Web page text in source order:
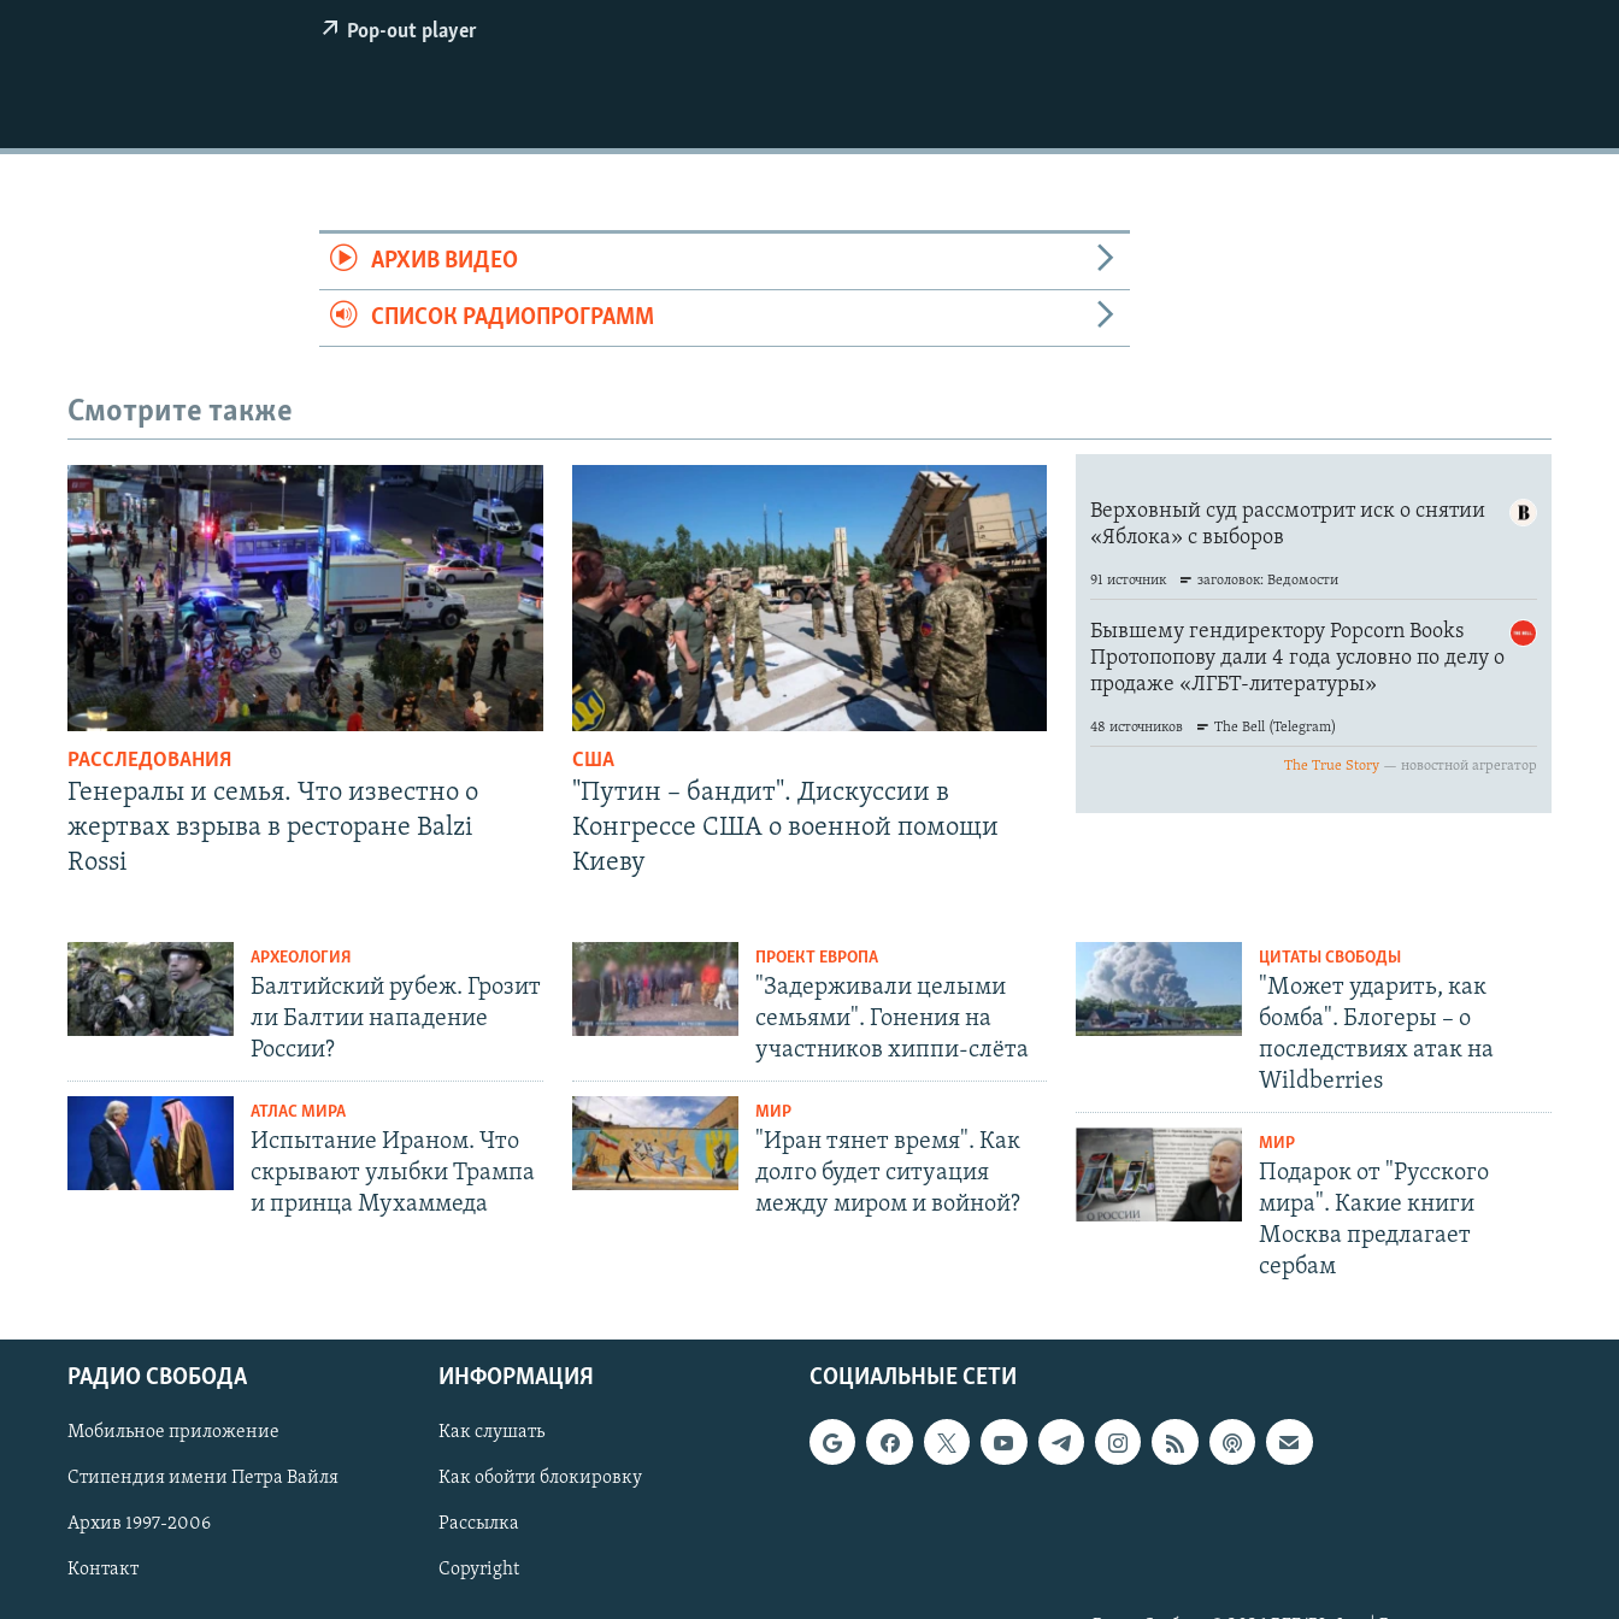
СОЦИАЛЬНЫЕ СЕТИ
Pop-out player
АРХИВ ВИДЕО
СПИСОК РАДИОПРОГРАММ
Смотрите также
РАССЛЕДОВАНИЯ
Генералы и семья. Что известно о
жертвах взрыва в ресторане Balzi
Rossi
США
"Путин – бандит". Дискуссии в
Конгрессе США о военной помощи
Киеву
АРХЕОЛОГИЯ
Балтийский рубеж. Грозит
ли Балтии нападение
России?
АТЛАС МИРА
Испытание Ираном. Что
скрывают улыбки Трампа
и принца Мухаммеда
ПРОЕКТ ЕВРОПА
"Задерживали целыми
семьями". Гонения на
участников хиппи-слёта
МИР
"Иран тянет время". Как
долго будет ситуация
между миром и войной?
ЦИТАТЫ СВОБОДЫ
"Может ударить, как
бомба". Блогеры – о
последствиях атак на
Wildberries
МИР
Подарок от "Русского
мира". Какие книги
Москва предлагает
сербам
СОЦИАЛЬНЫЕ СЕТИ
РАДИО СВОБОДА
Мобильное приложение
Стипендия имени Петра Вайля
Архив 1997-2006
Контакт
ИНФОРМАЦИЯ
Как слушать
Как обойти блокировку
Рассылка
Copyright